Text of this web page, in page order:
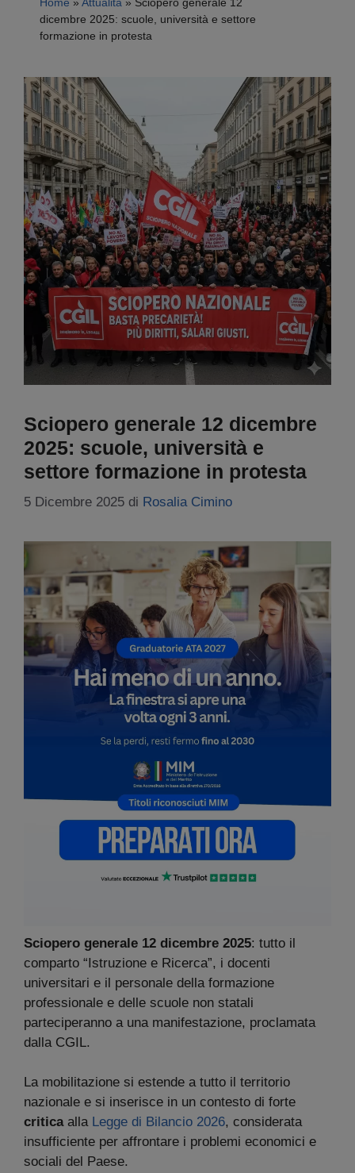
dicembre 2025: scuole, università e settore
formazione in protesta
Sciopero generale 12 dicembre
2025: scuole, università e
settore formazione in protesta
5 Dicembre 2025 di Rosalia Cimino
Sciopero generale 12 dicembre 2025: tutto il
comparto “Istruzione e Ricerca”, i docenti
universitari e il personale della formazione
professionale e delle scuole non statali
parteciperanno a una manifestazione, proclamata
dalla CGIL.
La mobilitazione si estende a tutto il territorio
nazionale e si inserisce in un contesto di forte
criticaalla Legge di Bilancio 2026, considerata
insufficiente per affrontare i problemi economici e
sociali del Paese.